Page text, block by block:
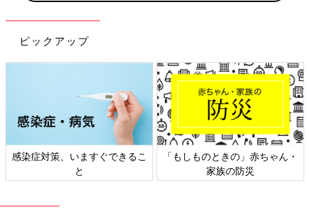
ピックアップ
感染症対策、いますぐできるこ
と
「もしものときの」赤ちゃん・
家族の防災